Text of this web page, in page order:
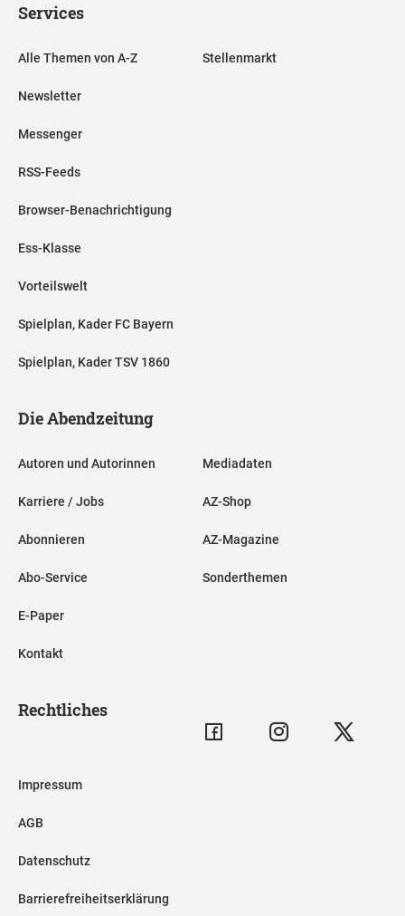
Services
Alle Themen von A-Z
Newsletter
Messenger
RSS-Feeds
Browser-Benachrichtigung
Ess-Klasse
Vorteilswelt
Spielplan, Kader FC Bayern
Spielplan, Kader TSV 1860
Stellenmarkt
Die Abendzeitung
Autoren und Autorinnen
Karriere / Jobs
Abonnieren
Abo-Service
E-Paper
Kontakt
Mediadaten
AZ-Shop
AZ-Magazine
Sonderthemen
Rechtliches
Impressum
AGB
Datenschutz
Barrierefreiheitserklärung